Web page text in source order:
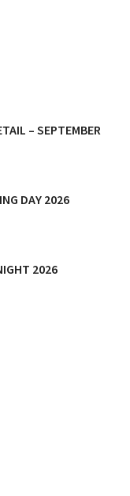
– SEPTEMBER
DAY 2026
2026